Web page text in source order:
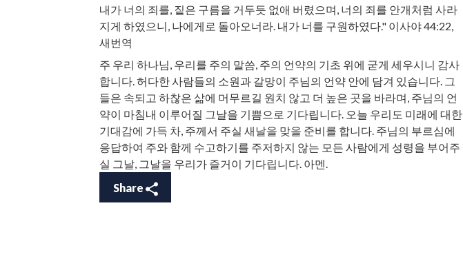
내가 너의 죄를, 짙은 구름을 거두듯 없애 버렸으며, 너의 죄를 안개처럼 사라
지게 하였으니, 나에게로 돌아오너라. 내가 너를 구원하였다." 이사야 44:22,
새번역
주 우리 하나님, 우리를 주의 말씀, 주의 언약의 기초 위에 굳게 세우시니 감사
합니다. 허다한 사람들의 소원과 갈망이 주님의 언약 안에 담겨 있습니다. 그
들은 속되고 하찮은 삶에 머무르길 원치 않고 더 높은 곳을 바라며, 주님의 언
약이 마침내 이루어질 그날을 기쁨으로 기다립니다. 오늘 우리도 미래에 대한
기대감에 가득 차, 주께서 주실 새날을 맞을 준비를 합니다. 주님의 부르심에
응답하여 주와 함께 수고하기를 주저하지 않는 모든 사람에게 성령을 부어주
실 그날, 그날을 우리가 즐거이 기다립니다. 아멘.
Share